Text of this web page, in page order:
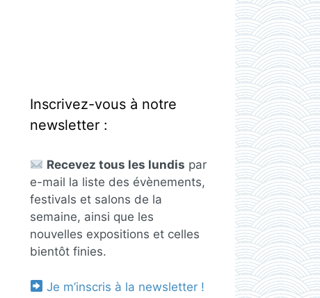
Inscrivez-vous à notre
newsletter :
Recevez tous les lundis par
e-mail la liste des évènements,
festivals et salons de la
semaine, ainsi que les
nouvelles expositions et celles
bientôt finies.
Je m’inscris à la newsletter !